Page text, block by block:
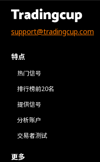
support@tradingcup.com
特点
热门信号
排行榜前20名
提供信号
分析账户
交易者测试
更多